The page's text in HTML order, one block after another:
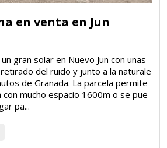
en venta en Jun
gran solar en Nuevo Jun con unas
del ruido y junto a la naturale
de Granada. La parcela permite
con mucho espacio 1600m o se pue
pa...